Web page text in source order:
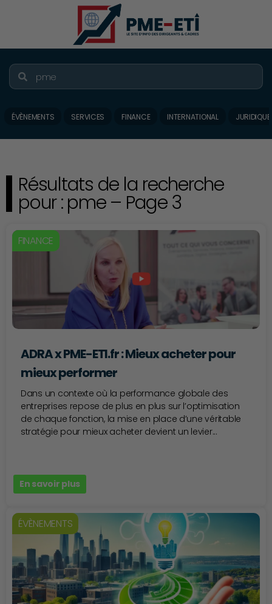
ÉVÈNEMENTS SERVICES FINANCE INTERNATIONAL JURIDIQUE
Résultats de la recherche
pour : pme – Page 3
FINANCE
ADRA x PME-ETI.fr : Mieux acheter pour
mieux performer
Dans un contexte où la performance globale des
entreprises repose de plus en plus sur l’optimisation
de chaque fonction, la mise en place d’une véritable
stratégie pour mieux acheter devient un levier...
En savoir plus
ÉVÈNEMENTS